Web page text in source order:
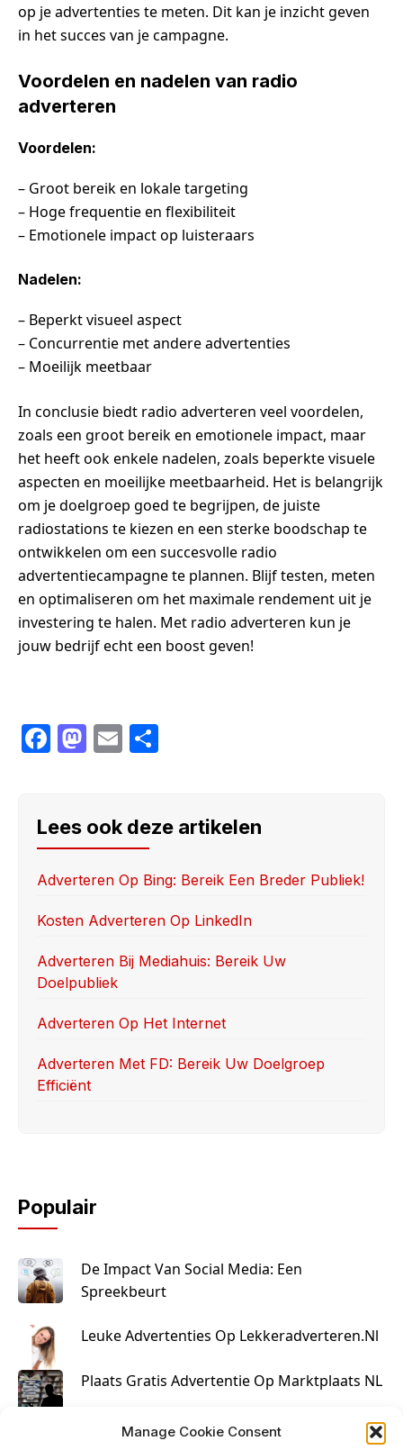
Manage Cookie Consent
op je advertenties te meten. Dit kan je inzicht geven
in het succes van je campagne.
Voordelen en nadelen van radio
adverteren
Voordelen:
– Groot bereik en lokale targeting
– Hoge frequentie en flexibiliteit
– Emotionele impact op luisteraars
Nadelen:
– Beperkt visueel aspect
– Concurrentie met andere advertenties
– Moeilijk meetbaar
In conclusie biedt radio adverteren veel voordelen,
zoals een groot bereik en emotionele impact, maar
het heeft ook enkele nadelen, zoals beperkte visuele
aspecten en moeilijke meetbaarheid. Het is belangrijk
om je doelgroep goed te begrijpen, de juiste
radiostations te kiezen en een sterke boodschap te
ontwikkelen om een succesvolle radio
advertentiecampagne te plannen. Blijf testen, meten
en optimaliseren om het maximale rendement uit je
investering te halen. Met radio adverteren kun je
jouw bedrijf echt een boost geven!
F
e
b
o
o
M
o
d
o
n
E
e
Lees ook deze artikelen
Adverteren Op Bing: Bereik Een Breder Publiek!
Kosten Adverteren Op LinkedIn
Adverteren Bij Mediahuis: Bereik Uw
Doelpubliek
Adverteren Op Het Internet
Adverteren Met FD: Bereik Uw Doelgroep
Efficiënt
Populair
De Impact Van Social Media: Een
Spreekbeurt
Leuke Advertenties Op Lekkeradverteren.nl
Plaats Gratis Advertentie Op Marktplaats NL
Kruisbestuiving Voor Succesvolle Marketing